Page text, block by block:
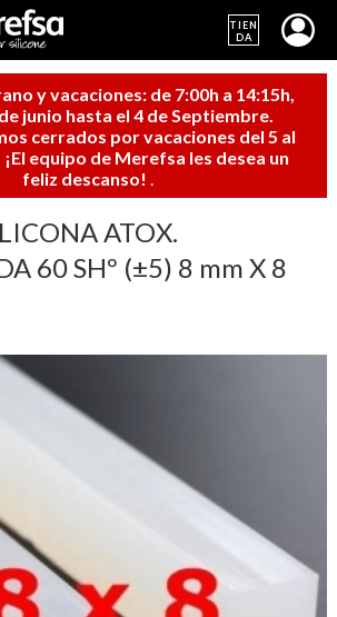
TIEN
DA
y vacaciones: de 7:00h a 14:15h,
junio hasta el 4 de Septiembre.
cerrados por vacaciones del 5 al
equipo de Merefsa les desea un
feliz descanso!
ATOX.
60 SHº (±5) 8 mm X 8